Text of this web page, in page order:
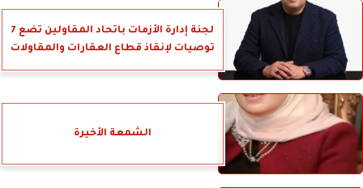
لجنة إدارة الأزمات باتحاد المقاولين تضع 7
توصيات لإنقاذ قطاع العقارات والمقاولات
الشمعة الأخيرة